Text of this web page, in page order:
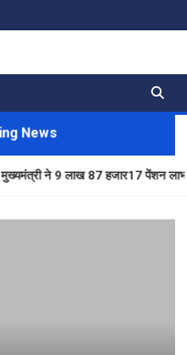
News
ने 9 लाख 87 हजार17 पेंशन लाभार्थियों